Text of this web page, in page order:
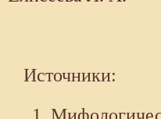
Источники: